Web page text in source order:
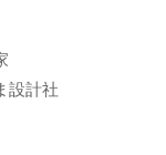
設計社